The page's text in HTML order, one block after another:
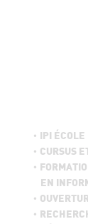
IPI
CURSUS
EN